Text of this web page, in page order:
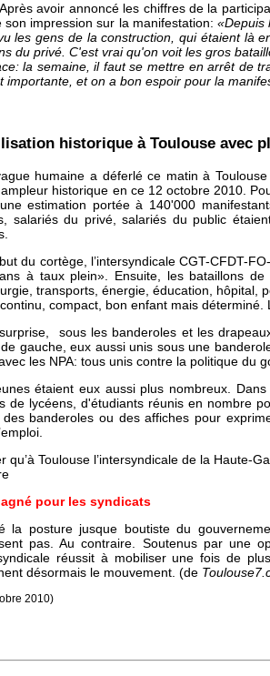
Après avoir annoncé les chiffres de la
son impression sur la manifestation: «Depuis
les gens de la construction, qui étaient là
du privé. C'est vrai qu'on voit les gros
la semaine, il faut se mettre en arrêt de
importante, et on a bon espoir pour la
historique à Toulouse avec
humaine a déferlé ce matin à
ampleur historique en ce 12 octobre 2010.
estimation portée à 140'000
salariés du privé, salariés du public
du cortège, l’intersyndicale CGT-CFDT-
à taux plein». Ensuite, les bataillons de
transports, énergie, éducation,
compact, bon enfant mais
sous les banderoles et les
gauche, eux aussi unis sous une
les NPA: tous unis contre la politique du
étaient eux aussi plus nombreux.
de lycéens, d'étudiants réunis en nombre
des banderoles ou des affiches pour
qu’à Toulouse l’intersyndicale de la Haute-
pour les syndicats
la posture jusque boutiste du
pas. Au contraire. Soutenus par une
réussit à mobiliser une fois de
désormais le mouvement. (de
2010)